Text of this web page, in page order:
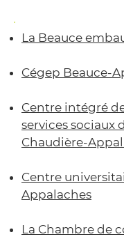
La Beauce
Cégep Beauce-
Centre intégré
services sociaux
Chaudière-
Centre
Appalaches
La Chambre de